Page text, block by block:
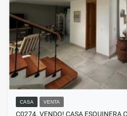
CASA VENTA
C0274. VENDO! CASA ESQUINERA